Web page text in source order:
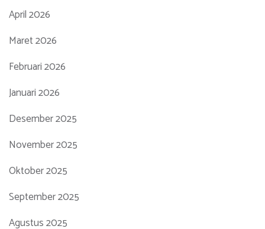
April 2026
Maret 2026
Februari 2026
Januari 2026
Desember 2025
November 2025
Oktober 2025
September 2025
Agustus 2025